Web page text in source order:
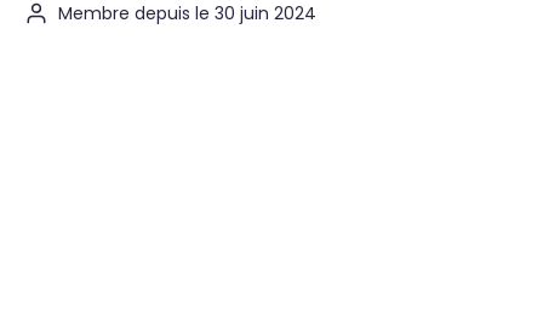
Membre depuis le 30 juin 2024